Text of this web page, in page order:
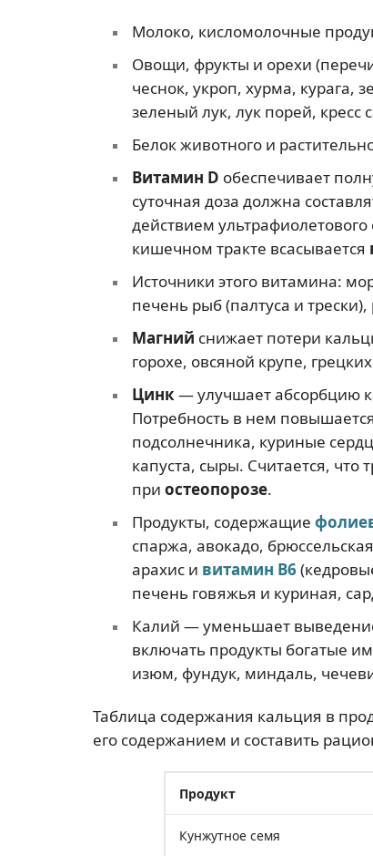
Молоко, кисломолочные
Овощи, фрукты и орехи
чеснок, укроп, хурма, курага,
зеленый лук, лук порей, кресс
Белок животного и
Витамин D обеспечивает
суточная доза должна
действием
кишечном тракте всасывается
Источники этого витамина:
печень рыб (палтуса и
Магний снижает потери
горохе, овсяной крупе,
Цинк— улучшает абсорбцию
Потребность в нем
подсолнечника, куриные
капуста, сыры. Считается,
при остеопорозе.
Продукты, содержащие
спаржа, авокадо,
арахис и витамин В6
печень говяжья и куриная,
Калий — уменьшает
включать продукты богатые
изюм, фундук, миндаль,
Таблица содержания кальция в
его содержанием и составить
Продукт
Кунжутное семя